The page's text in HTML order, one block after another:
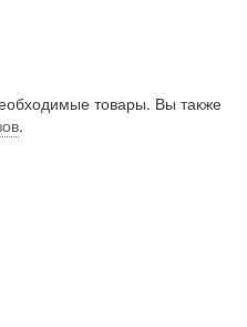
товары. Вы также
.